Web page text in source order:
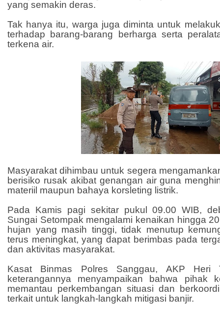
yang semakin deras.
Tak hanya itu, warga juga diminta untuk
terhadap barang-barang berharga serta
terkena air.
Masyarakat dihimbau untuk segera
berisiko rusak akibat genangan air guna
materiil maupun bahaya korsleting listrik.
Pada Kamis pagi sekitar pukul 09.00 WIB,
Sungai Setompak mengalami kenaikan hingga
hujan yang masih tinggi, tidak menutup
terus meningkat, yang dapat berimbas pada
dan aktivitas masyarakat.
Kasat Binmas Polres Sanggau, AKP Heri
keterangannya menyampaikan bahwa pihak
memantau perkembangan situasi dan
terkait untuk langkah-langkah mitigasi banjir.